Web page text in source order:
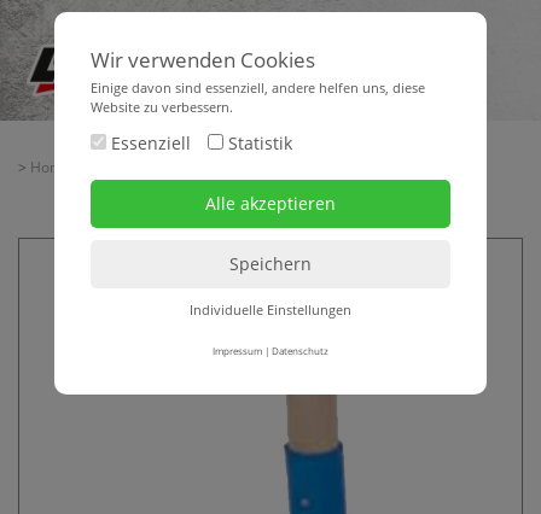
> Home
Wir verwenden Cookies
Einige davon sind essenziell, andere helfen uns, diese
Website zu verbessern.
Essenziell Statistik
Individuelle Einstellungen
Impressum| Datenschutz